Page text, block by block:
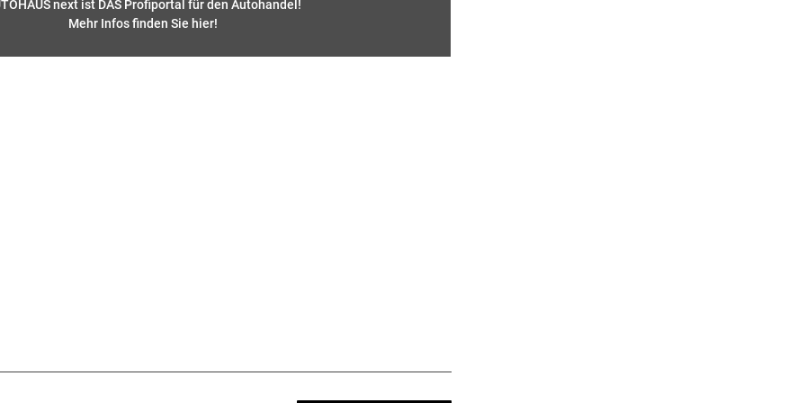
next ist DAS Profiportal für den Autohandel!
Mehr Infos finden Sie hier!